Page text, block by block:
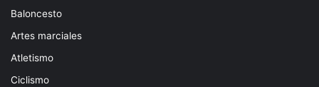
Baloncesto
Artes marciales
Atletismo
Ciclismo